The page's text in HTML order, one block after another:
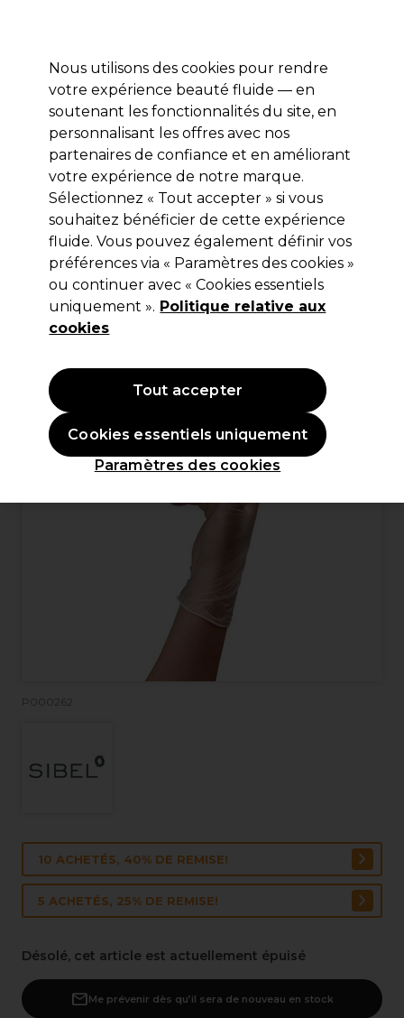
Se connecter
Marques Bons plans Coiffure Electro et Matériel
Livraison et délais
lire la suite
Sibel
Sibel Gants en Vinyle Jetables L x100
0 )
6,45 €Hors TVA(TARIF PROFESSIONNEL)
7,74 €TVA incluse)
OFFRE
P000262
10 ACHETÉS, 40% DE REMISE!
5 ACHETÉS, 25% DE REMISE!
Désolé, cet article est actuellement épuisé
Me prévenir dès qu’il sera de nouveau en stock
Nous utilisons des cookies pour rendre
votre expérience beauté fluide — en
soutenant les fonctionnalités du site, en
personnalisant les offres avec nos
partenaires de confiance et en améliorant
votre expérience de notre marque.
Sélectionnez « Tout accepter » si vous
souhaitez bénéficier de cette expérience
fluide. Vous pouvez également définir vos
préférences via « Paramètres des cookies »
ou continuer avec « Cookies essentiels
uniquement ». Politique relative aux
cookies
Paramètres des cookies
Cookies essentiels uniquement
Tout accepter